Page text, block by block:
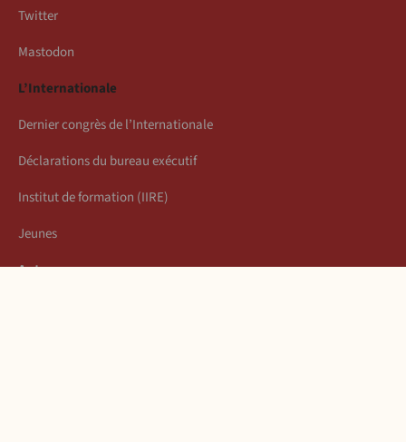
Twitter
Mastodon
L’Internationale
Dernier congrès de l’Internationale
Déclarations du bureau exécutif
Institut de formation (IIRE)
Jeunes
Auteurs